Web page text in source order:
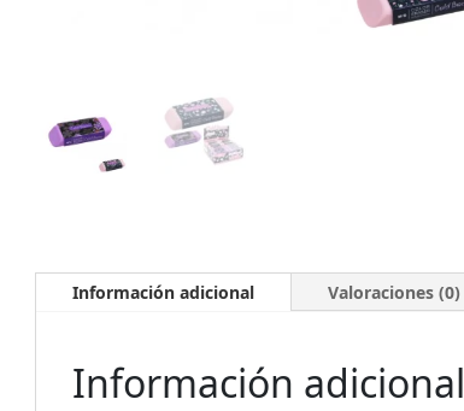
Información adicional Valoraciones (0)
Información adicional